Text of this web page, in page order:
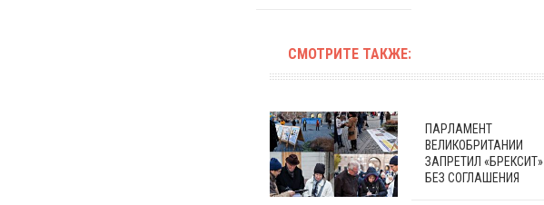
СМОТРИТЕ ТАКЖЕ:
ПАРЛАМЕНТ
ВЕЛИКОБРИТАНИИ
ЗАПРЕТИЛ «БРЕКСИТ»
БЕЗ СОГЛАШЕНИЯ